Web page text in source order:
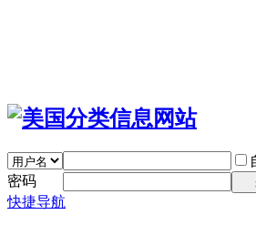
密码
快捷导航